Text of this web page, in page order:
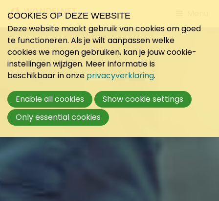
to
COOKIES OP DEZE WEBSITE
Deze website maakt gebruik van cookies om goed
te functioneren. Als je wilt aanpassen welke
cookies we mogen gebruiken, kan je jouw cookie-
instellingen wijzigen. Meer informatie is
beschikbaar in onze privacyverklaring.
Enable all cookies
Show cookie settings
Only essential cookies